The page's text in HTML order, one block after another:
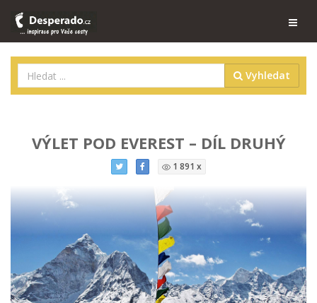
Vyhledat
VÝLET POD EVEREST – DÍL DRUHÝ
1 891 x